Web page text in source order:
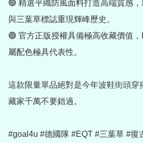
🟢 精選平織防風面料打造高端質感
與三葉草標誌重現輝峰歷史。
🟢 官方正版授權具備極高收藏價值
屬配色極具代表性。
這款限量單品絕對是今年波鞋街頭穿
藏家千萬不要錯過。
#goal4u #德國隊 #EQT #三葉草 #復